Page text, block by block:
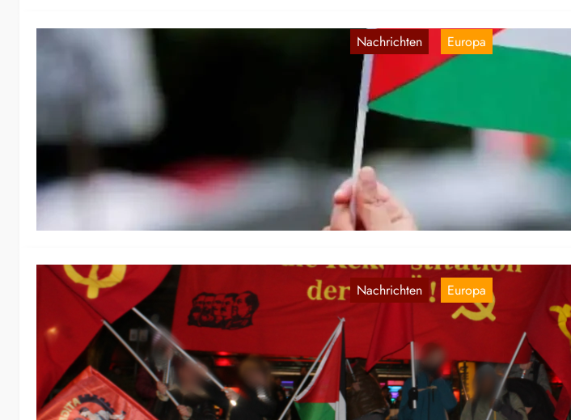
Nachrichten
,
Europa
Norwegen:
Demonstranten erhalten
Geldstrafen
26. Feb. 2026
Wir veröffentlichen hiermit eine
Red Herald. Tjen Folket Media berichtet,
Demonstration gegen das Fußballspiel
Nachrichten
,
Europa
Österreich: Kraftvolle
Gedenken an die
19. Feb. 2026
Wir teilen hier einen Artikel der Roten